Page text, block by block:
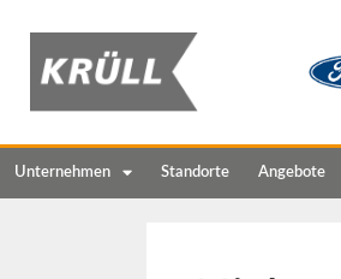
Unternehmen Standorte Angebote